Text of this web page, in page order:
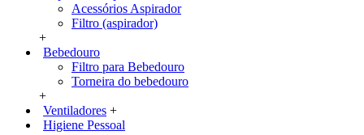
Acessórios Aspirador
Filtro (aspirador)
+
Bebedouro
Filtro para Bebedouro
Torneira do bebedouro
+
Ventiladores +
Higiene Pessoal